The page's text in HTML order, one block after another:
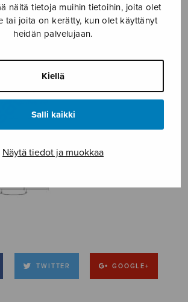
näitä tietoja muihin tietoihin, joita olet
tai joita on kerätty, kun olet käyttänyt
heidän palvelujaan.
Kiellä
Salli kaikki
Näytä tiedot ja muokkaa
TWITTER GOOGLE+